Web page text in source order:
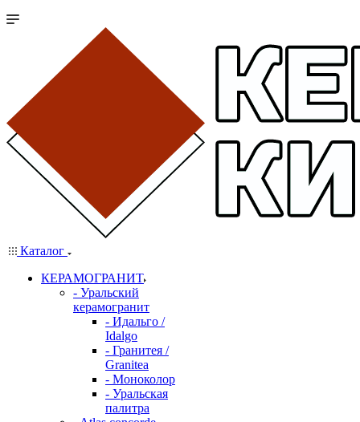
Каталог
КЕРАМОГРАНИТ
- Уральский
керамогранит
- Идальго /
Idalgo
- Гранитея /
Granitea
- Моноколор
- Уральская
палитра